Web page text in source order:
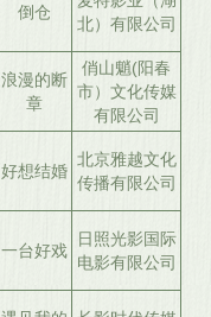
倒仓
北）有限公司
浪漫的断
章
俏山魈(阳春
市）文化传媒
有限公司
好想结婚
北京雅越文化
传播有限公司
一台好戏
日照光影国际
电影有限公司